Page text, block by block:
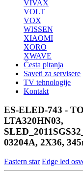
VIVAX
VOLT
VOX
WISSEN
XIAOMI
XORO
XWAVE
Česta pitanja
Saveti za servisere
TV tehnologije
Kontakt
ES-ELED-743 -
LTA320HN03,
03204A, 2X36,
Eastern star Edge led